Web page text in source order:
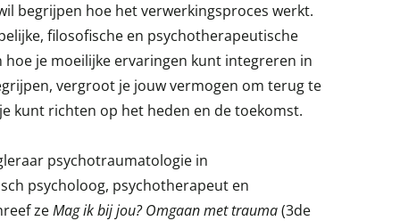
begrijpen hoe het verwerkingsproces werkt.
filosofische en psychotherapeutische
hoe je moeilijke ervaringen kunt integreren in
vergroot je jouw vermogen om terug te
kunt richten op het heden en de toekomst.
psychotraumatologie in
psycholoog, psychotherapeut en
zeMag ik bij jou? Omgaan met trauma(3de